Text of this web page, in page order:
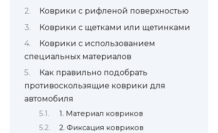
Коврики с рифленой поверхностью
Коврики с щетками или щетинками
Коврики с использованием
специальных материалов
Как правильно подобрать
противоскользящие коврики для
автомобиля
1. Материал ковриков
2. Фиксация ковриков